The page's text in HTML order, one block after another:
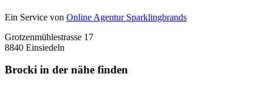
Ein Service von Online Agentur Sparklingbrands
Grotzenmühlestrasse 17
8840 Einsiedeln
Brocki in der nähe finden